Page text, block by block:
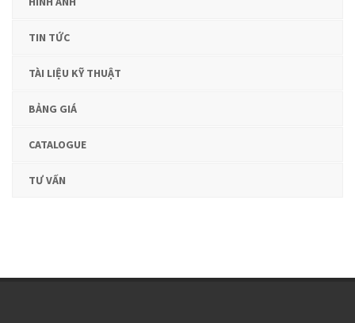
TIN TỨC
TÀI LIỆU KỸ THUẬT
BẢNG GIÁ
CATALOGUE
TƯ VẤN